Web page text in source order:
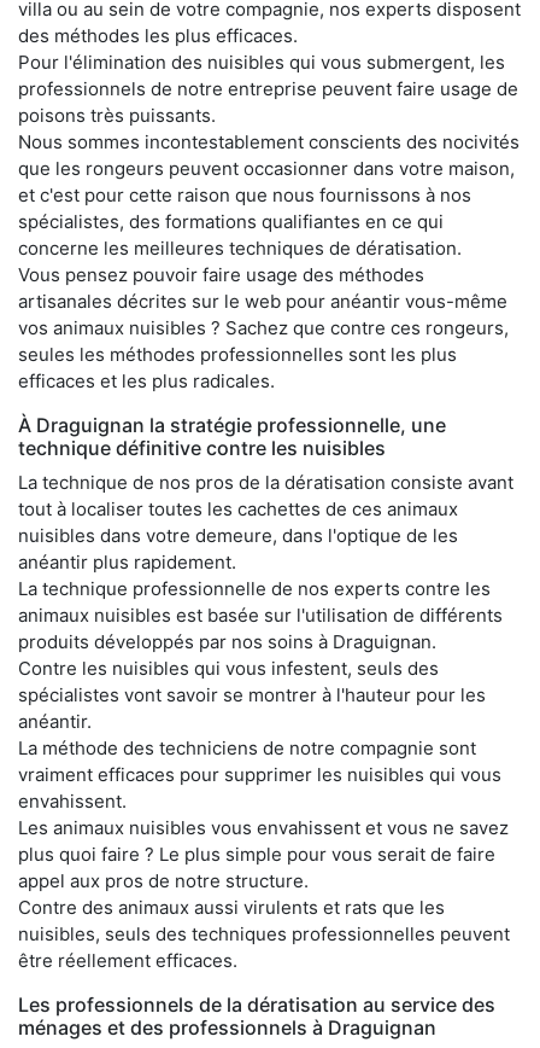
villa ou au sein de votre compagnie, nos experts disposent
des méthodes les plus efficaces.
Pour l'élimination des nuisibles qui vous submergent, les
professionnels de notre entreprise peuvent faire usage de
poisons très puissants.
Nous sommes incontestablement conscients des nocivités
que les rongeurs peuvent occasionner dans votre maison,
et c'est pour cette raison que nous fournissons à nos
spécialistes, des formations qualifiantes en ce qui
concerne les meilleures techniques de dératisation.
Vous pensez pouvoir faire usage des méthodes
artisanales décrites sur le web pour anéantir vous-même
vos animaux nuisibles ? Sachez que contre ces rongeurs,
seules les méthodes professionnelles sont les plus
efficaces et les plus radicales.
À Draguignan la stratégie professionnelle, une
technique définitive contre les nuisibles
La technique de nos pros de la dératisation consiste avant
tout à localiser toutes les cachettes de ces animaux
nuisibles dans votre demeure, dans l'optique de les
anéantir plus rapidement.
La technique professionnelle de nos experts contre les
animaux nuisibles est basée sur l'utilisation de différents
produits développés par nos soins à Draguignan.
Contre les nuisibles qui vous infestent, seuls des
spécialistes vont savoir se montrer à l'hauteur pour les
anéantir.
La méthode des techniciens de notre compagnie sont
vraiment efficaces pour supprimer les nuisibles qui vous
envahissent.
Les animaux nuisibles vous envahissent et vous ne savez
plus quoi faire ? Le plus simple pour vous serait de faire
appel aux pros de notre structure.
Contre des animaux aussi virulents et rats que les
nuisibles, seuls des techniques professionnelles peuvent
être réellement efficaces.
Les professionnels de la dératisation au service des
ménages et des professionnels à Draguignan